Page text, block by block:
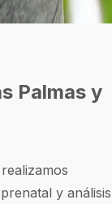
Palmas y
y análisis